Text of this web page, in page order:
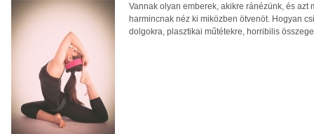
Vannak olyan emberek, akikre ránézünk, és
harmincnak néz ki miközben ötvenöt. Hogyan
dolgokra, plasztikai műtétekre, horribilis